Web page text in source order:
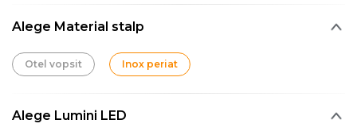
Alege Material stalp
Otel vopsit Inox periat
Alege Lumini LED